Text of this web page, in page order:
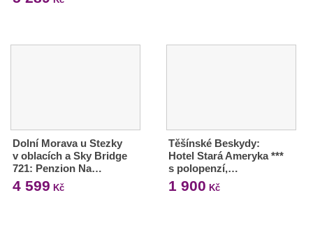
Dolní Morava u Stezky
v oblacích a Sky Bridge
721: Penzion Na…
4 599 Kč
Těšínské Beskydy:
Hotel Stará Ameryka ***
s polopenzí,…
1 900 Kč